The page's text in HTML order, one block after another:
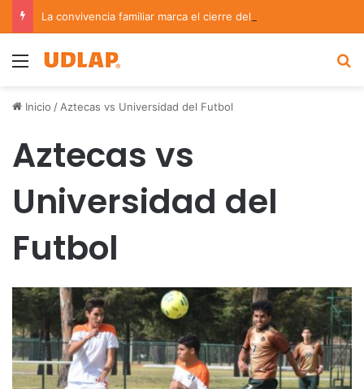
Menu
Inicio / Aztecas vs Universidad del Futbol
Aztecas vs
Universidad del
Futbol